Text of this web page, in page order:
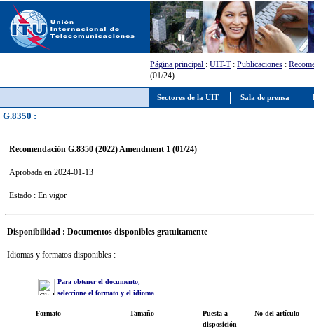
Sectores de la UIT Sala de prensa
Página principal : UIT-T: Publicaciones :
(01/24)
G.8350 :
Recomendación G.8350 (2022) Amendment 1 (01/24)
Aprobada en 2024-01-13
Estado : En vigor
Disponibilidad : Documentos disponibles gratuitamente
Idiomas y formatos disponibles :
Para obtener el documento,
seleccione el formato y el idioma
Formato Tamaño
Puesta a
disposición
No del artículo